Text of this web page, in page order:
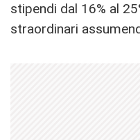
stipendi dal 16% al
straordinari